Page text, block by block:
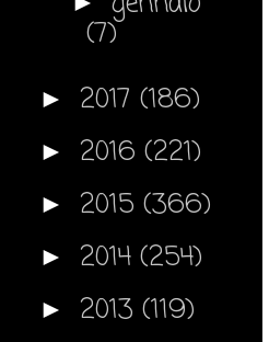
(7)
► 2017 (186)
► 2016 (221)
► 2015 (366)
► 2014 (254)
► 2013 (119)